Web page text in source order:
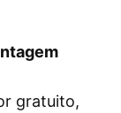
gratuito,